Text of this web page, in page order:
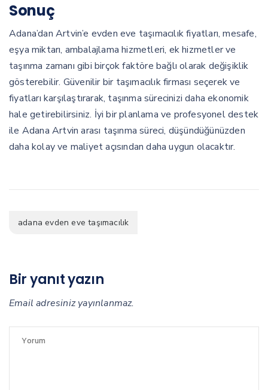
Sonuç
Adana’dan Artvin’e evden eve taşımacılık fiyatları, mesafe,
eşya miktarı, ambalajlama hizmetleri, ek hizmetler ve
taşınma zamanı gibi birçok faktöre bağlı olarak değişiklik
gösterebilir. Güvenilir bir taşımacılık firması seçerek ve
fiyatları karşılaştırarak, taşınma sürecinizi daha ekonomik
hale getirebilirsiniz. İyi bir planlama ve profesyonel destek
ile Adana Artvin arası taşınma süreci, düşündüğünüzden
daha kolay ve maliyet açısından daha uygun olacaktır.
adana evden eve taşımacılık
Bir yanıt yazın
Email adresiniz yayınlanmaz.